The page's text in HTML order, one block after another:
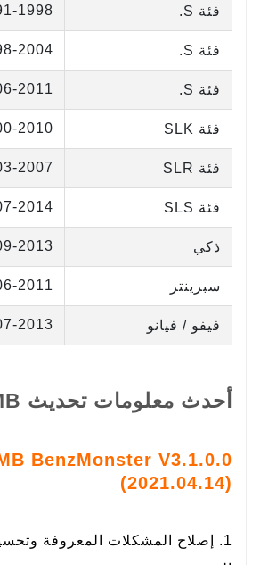
فئة S. 1998
فئة S. 2004
فئة S. 2011
فئة SLK 2010
فئة SLR 2007
فئة SLS 2014
ذكي 2013
سبرينتر 2011
فيفو / فيانو 2013
أحدث معلومات تحديث CGDI MB:
BenzMonster V3.1.0.0
(2021.04.14)
1. إصلاح المشكلات المعروفة